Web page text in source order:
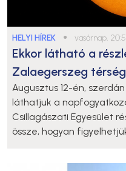
HELYI HÍREK ● vasárnap,
Ekkor látható a
Zalaegerszeg
Augusztus 12-én,
láthatjuk a
Csillagászati Egyesület
össze, hogyan